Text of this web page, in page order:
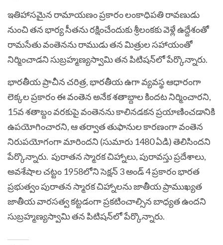
ఇతిహాసమైన రామాయణం ప్రకారం లంకాధిపతి రావణుడు
నుంచి తన భార్య సీతను రక్షించేందుకు శ్రీలంకకు వెళ్లే ఉద్దేశంతో
రామసేతు వంతెనను రాముడు తన మిత్రుల సహాయంతో
నిర్మించాడని సుబ్రహ్మణ్యస్వామి తన పిటిషన్‌లో పేర్కొన్నారు.
భారతీయ ప్రాచీన చరిత్ర, భారతీయ ఉగా వ్యవస్థ ఆధారంగా
లెక్కల ప్రకారం ఈ వంతెన అనేక శతాబ్దాల కిందట నిర్మించారని,
15వ శతాబ్దం వరకుపై వంతెనను కాలినడకన ప్రయాణించడానికి
ఉపయోగించారని, ఆ తర్వాత తుఫానుల కారణంగా వంతెన
నిరుపయోగంగా మారిందని (సుమారు 1480 ఏడి) తెలిసిందని
పేర్కొన్నారు. పురాతన స్మారక చిహ్నాలు, పురావస్తు ప్రదేశాలు,
అవశేషాల చట్టం 1958లోని సెక్షన్ 3 అండ్‌ 4 ప్రకారం భారత
ప్రభుత్వం పురాతన స్మారక చిహ్నాలను జాతీయ ప్రాముఖ్యత
జాతీయ వారసత్వ కట్టడంగా ప్రకటించాల్సిన బాధ్యత ఉందని
సుబ్రహ్మణ్యస్వామి తన పిటిషన్‌లో పేర్కొన్నారు.